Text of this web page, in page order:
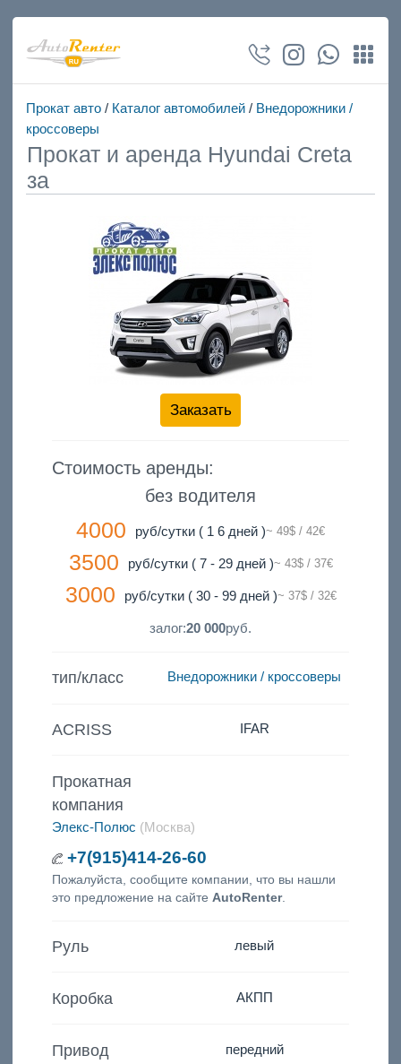
Прокат авто/ Каталог автомобилей/ Внедорожники /
кроссоверы
Прокат и аренда Hyundai Creta
за
Заказать
Стоимость аренды:
без водителя
4000 руб/сутки ( 1 6 дней )~ 49$ / 42€
3500 руб/сутки ( 7 - 29 дней )~ 43$ / 37€
3000 руб/сутки ( 30 - 99 дней )~ 37$ / 32€
залог:20 000руб.
тип/класс Внедорожники / кроссоверы
ACRISS IFAR
Прокатная
компания
Элекс-Полюс (Москва)
+7(915)414-26-60
Пожалуйста, сообщите компании, что вы нашли
это предложение на сайте AutoRenter.
Руль левый
Коробка АКПП
Привод передний